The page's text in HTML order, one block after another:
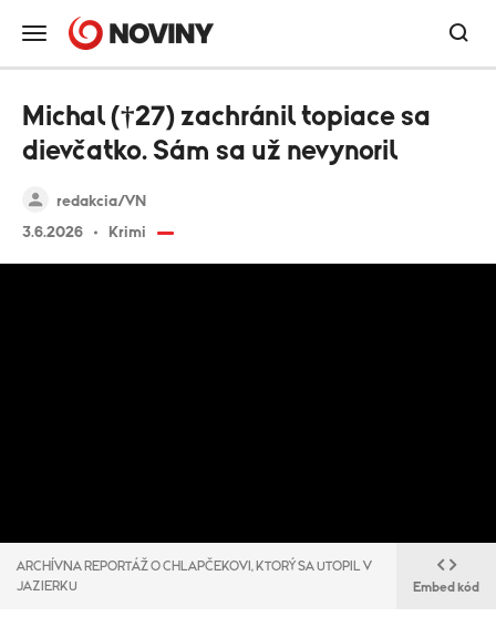
redakcia/VN
3.6.2026
Krimi
Michal (†27) zachránil topiace sa
dievčatko. Sám sa už nevynoril
ARCHÍVNA REPORTÁŽ O CHLAPČEKOVI, KTORÝ SA UTOPIL V
JAZIERKU
Embed kód